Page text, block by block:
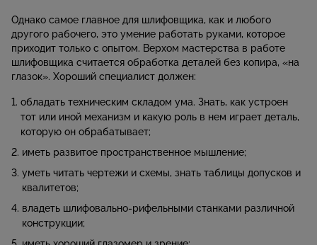
Однако самое главное для шлифовщика, как и любого
другого рабочего, это умение работать руками, которое
приходит только с опытом. Верхом мастерства в работе
шлифовщика считается обработка деталей без копира, «на
глазок». Хороший специалист должен:
обладать техническим складом ума. Знать, как устроен
тот или иной механизм и какую роль в нем играет деталь,
которую он обрабатывает;
иметь развитое пространственное мышление;
уметь читать чертежи и схемы, знать таблицы допусков и
квалитетов;
владеть шлифовально-рифельными станками различной
конструкции;